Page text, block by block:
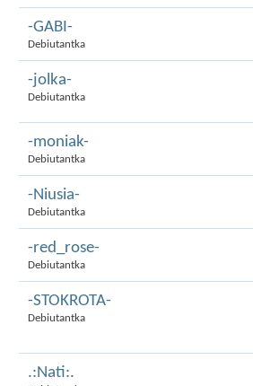
-GABI-
Debiutantka
-jolka-
Debiutantka
-moniak-
Debiutantka
-Niusia-
Debiutantka
-red_rose-
Debiutantka
-STOKROTA-
Debiutantka
.:Nati:.